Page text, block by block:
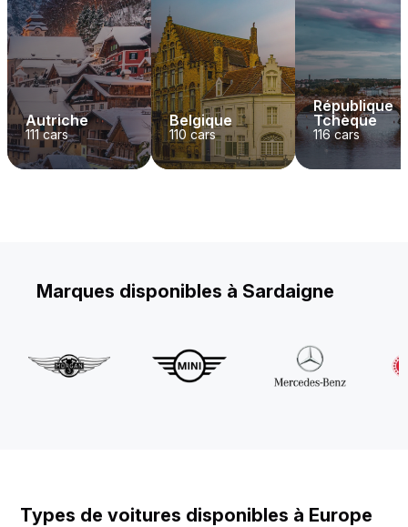
Autriche
111cars
Belgique
110 cars
République
Tchèque
116cars
Marques disponibles à Sardaigne
Types de voitures disponibles à Europe